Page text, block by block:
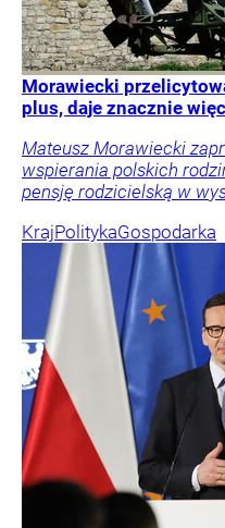
Morawiecki
plus, daje znacznie
Mateusz Morawiecki
wspierania polskich
pensję rodzicielską w
KrajPolitykaGospodarka